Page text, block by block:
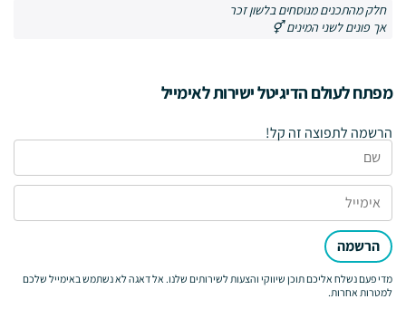
חלק מהתכנים מנוסחים בלשון זכר
אך פונים לשני המינים ⚥
מפתח לעולם הדיגיטל ישירות לאימייל
הרשמה לתפוצה זה קל!
הרשמה
מדי פעם נשלח אליכם תוכן שיווקי והצעות לשירותים שלנו. אל דאגה לא נשתמש באימייל שלכם
למטרות אחרות.